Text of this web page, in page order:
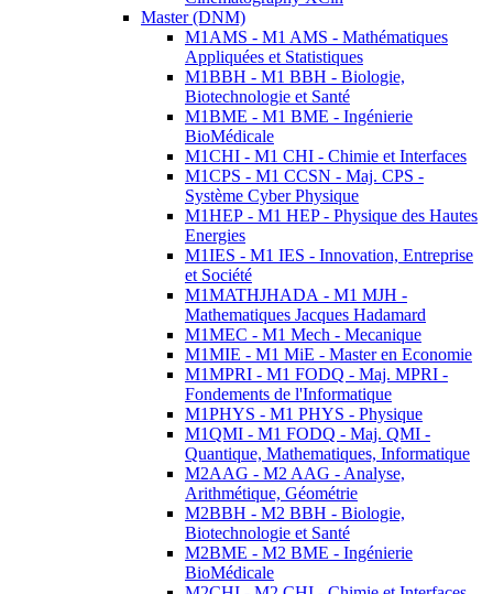
Master (DNM)
M1AMS - M1 AMS - Mathématiques
Appliquées et Statistiques
M1BBH - M1 BBH - Biologie,
Biotechnologie et Santé
M1BME - M1 BME - Ingénierie
BioMédicale
M1CHI - M1 CHI - Chimie et Interfaces
M1CPS - M1 CCSN - Maj. CPS -
Système Cyber Physique
M1HEP - M1 HEP - Physique des Hautes
Energies
M1IES - M1 IES - Innovation, Entreprise
et Société
M1MATHJHADA - M1 MJH -
Mathematiques Jacques Hadamard
M1MEC - M1 Mech - Mecanique
M1MIE - M1 MiE - Master en Economie
M1MPRI - M1 FODQ - Maj. MPRI -
Fondements de l'Informatique
M1PHYS - M1 PHYS - Physique
M1QMI - M1 FODQ - Maj. QMI -
Quantique, Mathematiques, Informatique
M2AAG - M2 AAG - Analyse,
Arithmétique, Géométrie
M2BBH - M2 BBH - Biologie,
Biotechnologie et Santé
M2BME - M2 BME - Ingénierie
BioMédicale